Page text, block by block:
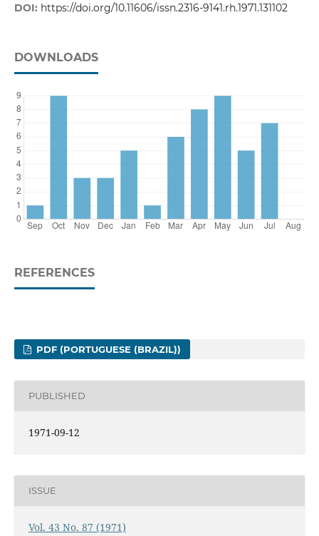
DOI: https://doi.org/10.11606/issn.2316-9141.rh.1971.131102
DOWNLOADS
REFERENCES
PDF (PORTUGUESE (BRAZIL))
PUBLISHED
1971-09-12
ISSUE
Vol. 43 No. 87 (1971)